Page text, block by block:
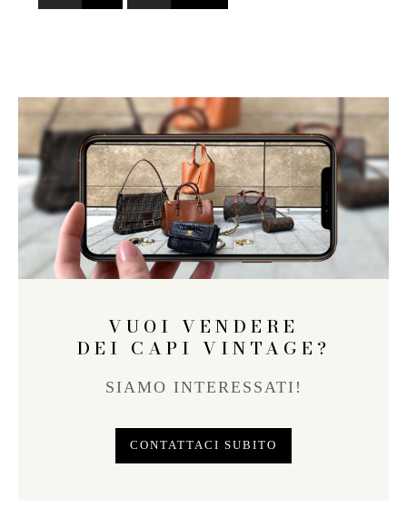
VUOI VENDERE
DEI CAPI VINTAGE?
SIAMO INTERESSATI!
CONTATTACI SUBITO